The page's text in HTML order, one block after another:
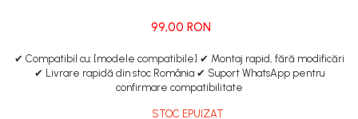
https://www.doctortrotineta.ro/camere-
de-aer
https://www.doctortrotineta.ro/cauciucuri-
99,00 RON
✔ Compatibil cu: [modele compatibile] ✔ Montaj rapid, fără modificări
✔ Livrare rapidă din stoc România ✔ Suport WhatsApp pentru
confirmare compatibilitate
STOC EPUIZAT